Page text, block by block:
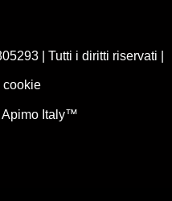
| Tutti i diritti riservati |
cookie
Apimo Italy™